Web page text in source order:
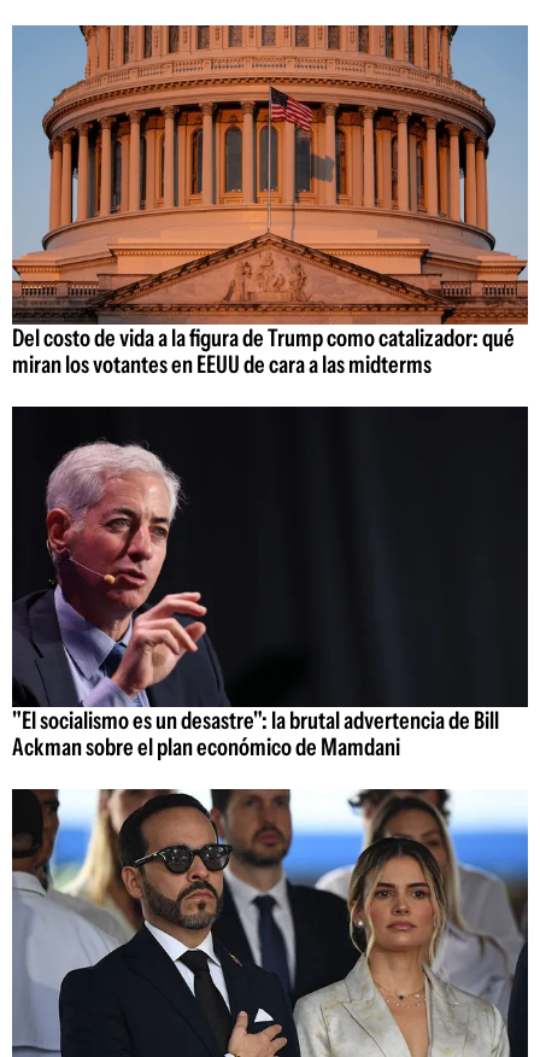
Del costo de vida a la figura de Trump como catalizador: qué
miran los votantes en EEUU de cara a las midterms
"El socialismo es un desastre": la brutal advertencia de Bill
Ackman sobre el plan económico de Mamdani